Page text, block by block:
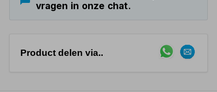
vragen in onze chat.
Product delen via..